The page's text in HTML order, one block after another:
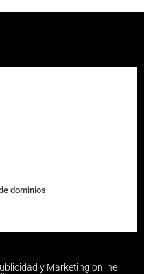
dominios
y Marketing online